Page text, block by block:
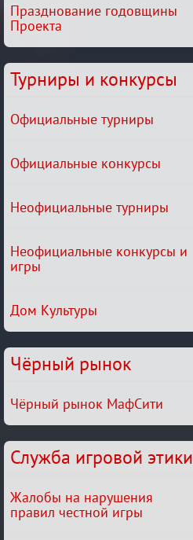
Празднование годовщины
Проекта
Турниры и конкурсы
Официальные турниры
Официальные конкурсы
Неофициальные турниры
Неофициальные конкурсы и
игры
Дом Культуры
Чёрный рынок
Чёрный рынок МафСити
Служба игровой этики
Жалобы на нарушения
правил честной игры